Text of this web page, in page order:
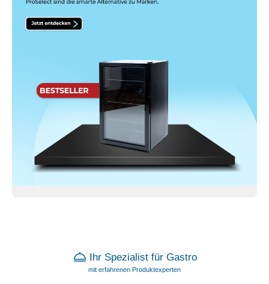
Ihr Spezialist für Gastro
mit erfahrenen Produktexperten